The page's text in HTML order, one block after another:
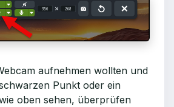
aufnehmen wollten und
Punkt oder ein
oben sehen, überprüfen